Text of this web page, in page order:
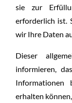
sie zur
erforderlich ist.
wir Ihre Daten
Dieser
informieren,
Informationen
erhalten